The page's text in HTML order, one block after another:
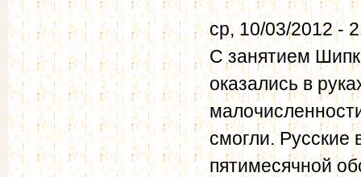
ср, 10/03/2012 -
С занятием
оказались в
смогли.
пятимесячной